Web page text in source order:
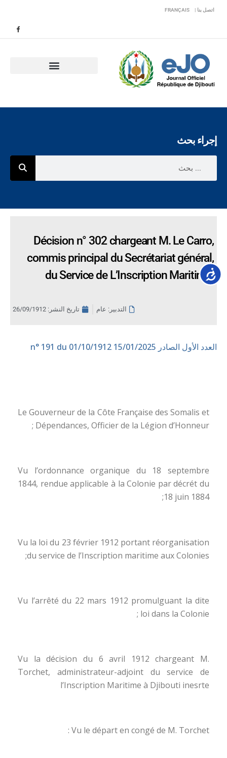
اتصل بنا | FRANÇAIS
إجراء بحث
Décision n° 302 chargeant M. Le Carro,
commis principal du Secrétariat général,
du Service de L’Inscription Maritime.
التدبير: عام تاريخ النشر: 26/09/1912
العدد الأول الصادر 15/01/2025
Le Gouverneur de la Côte Française des Somalis et
Dépendances, Officier de la Légion d’Honneur ;
Vu l’ordonnance organique du 18 septembre
1844, rendue applicable à la Colonie par décrét du
18 juin 1884;
Vu la loi du 23 février 1912 portant réorganisation
du service de l’Inscription maritime aux Colonies;
Vu l’arrêté du 22 mars 1912 promulguant la dite
loi dans la Colonie ;
Vu la décision du 6 avril 1912 chargeant M.
Torchet, administrateur-adjoint du service de
l’Inscription Maritime à Djibouti inesrte
Vu le départ en congé de M. Torchet :